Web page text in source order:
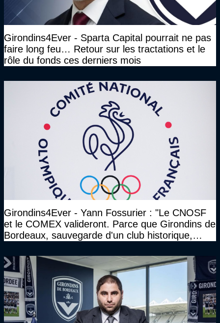
Girondins4Ever - Sparta Capital pourrait ne pas
faire long feu… Retour sur les tractations et le
rôle du fonds ces derniers mois
Girondins4Ever - Yann Fossurier : "Le CNOSF
et le COMEX valideront. Parce que Girondins de
Bordeaux, sauvegarde d'un club historique,